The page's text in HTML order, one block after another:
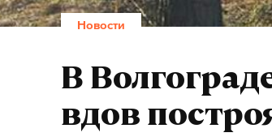
Новости
В
вдов